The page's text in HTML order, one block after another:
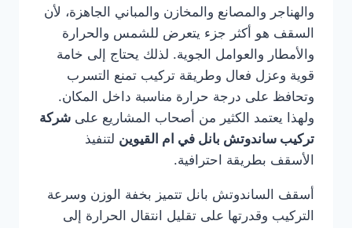
والهناجر والمصانع والمخازن والمباني الجاهزة، لأن
السقف هو أكثر جزء يتعرض للشمس والحرارة
والأمطار والعوامل الجوية. لذلك يحتاج إلى خامة
قوية وعزل فعال وطريقة تركيب تمنع التسرب
وتحافظ على درجة حرارة مناسبة داخل المكان.
ولهذا يعتمد الكثير من أصحاب المشاريع على شركة
تركيب ساندوتش بانل في ام القيوين لتنفيذ
الأسقف بطريقة احترافية.
أسقف الساندوتش بانل تتميز بخفة الوزن وسرعة
التركيب وقدرتها على تقليل انتقال الحرارة إلى